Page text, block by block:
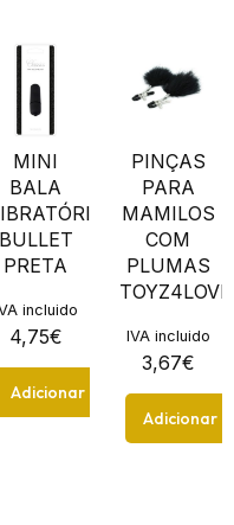
MINI
BALA
BULLET
PRETA
4,75€
incluido
Adicionar
PINÇAS
PARA
MAMILOS
COM
PLUMAS
3,67€
IVA incluido
Adicionar